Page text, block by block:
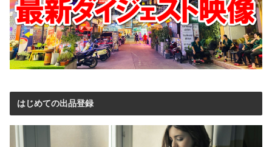
はじめての出品登録